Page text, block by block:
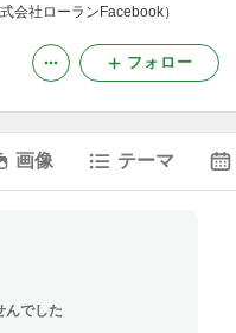
社ローランFacebook）
フォロー
画像 テーマ
んでした